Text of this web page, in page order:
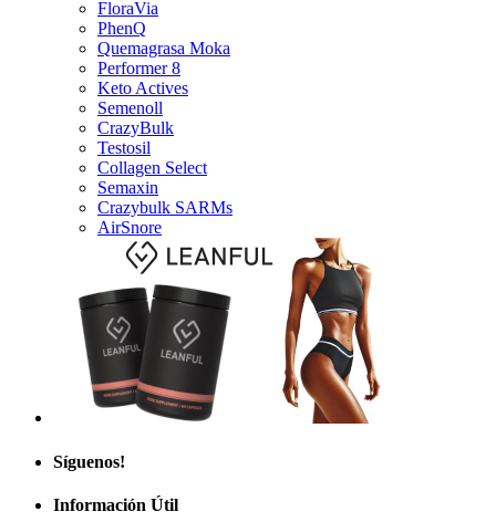
Quemagrasa Moka
Performer 8
Keto Actives
Semenoll
CrazyBulk
Testosil
Collagen Select
Semaxin
Crazybulk SARMs
AirSnore
Información Útil
Fraudes y estafas: ¡cómo protegerse y reaccionar!